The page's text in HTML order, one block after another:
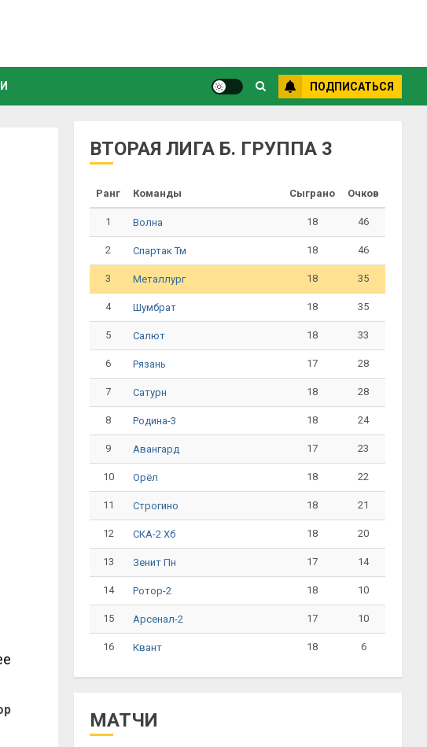
ПОДПИСАТЬСЯ
ВТОРАЯ ЛИГА Б. ГРУППА 3
Ранг Команды Сыграно Очков
1 Волна 18 46
2 Спартак Тм 18 46
3 Металлург 18 35
4 Шумбрат 18 35
5 Салют 18 33
6 Рязань 17 28
7 Сатурн 18 28
8 Родина-3 18 24
9 Авангард 17 23
10 Орёл 18 22
11 Строгино 18 21
12 СКА-2 Хб 18 20
13 Зенит Пн 17 14
14 Ротор-2 18 10
15 Арсенал-2 17 10
16 Квант 18 6
МАТЧИ